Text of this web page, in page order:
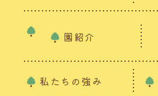
園紹介
私たちの強み